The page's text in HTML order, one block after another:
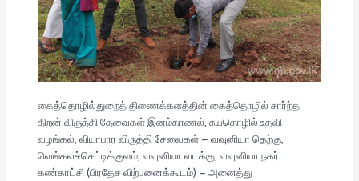
கைத்தொழில்துறைத் திணைக்களத்தின் கைத்தொழில் சார்ந்த
திறன் விருத்தி தேவைகள் இனம்காணல், சுயதொழில் உதவி
வழங்கல், வியாபார விருத்தி சேவைகள் – வவுனியா தெற்கு,
வெங்கலச்செட்டிக்குளம், வவுனியா வடக்கு, வவுனியா நகர்
கண்காட்சி (பிரதேச விற்பனைக்கூடம்) – அனைத்து